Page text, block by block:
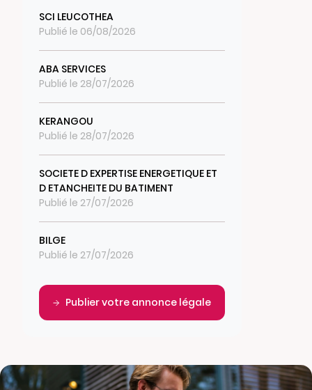
SCI LEUCOTHEA
Publié le 06/08/2026
ABA SERVICES
Publié le 28/07/2026
KERANGOU
Publié le 28/07/2026
SOCIETE D EXPERTISE ENERGETIQUE ET
D ETANCHEITE DU BATIMENT
Publié le 27/07/2026
BILGE
Publié le 27/07/2026
Publier votre annonce légale